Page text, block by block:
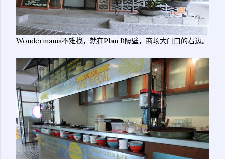
Wondermama不难找，就在Plan B隔壁，商场大门口的右边。